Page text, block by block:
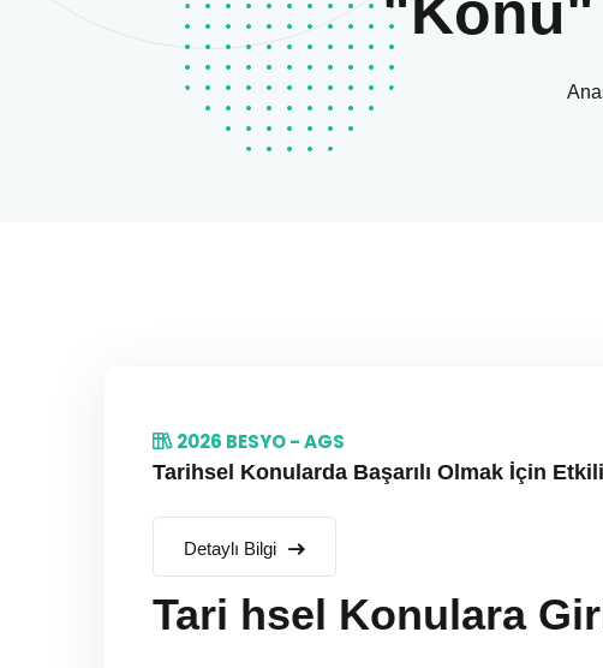
2026 BESYO - AGS
Tarihsel Konularda Başarılı Olmak İçin
Detaylı Bilgi
Tari hsel Konulara